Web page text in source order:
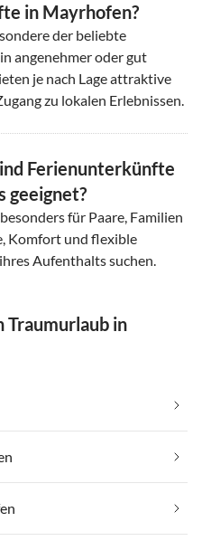
in Mayrhofen?
der beliebte
angenehmer oder gut
je nach Lage attraktive
zu lokalen Erlebnissen.
Ferienunterkünfte
geeignet?
für Paare, Familien
Komfort und flexible
Aufenthalts suchen.
Traumurlaub in